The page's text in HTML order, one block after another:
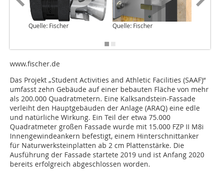
Quelle: Fischer Quelle: Fischer
www.fischer.de
Das Projekt „Student Activities and Athletic Facilities (SAAF)“
umfasst zehn Gebäude auf einer bebauten Fläche von mehr
als 200.000 Quadratmetern. Eine Kalksandstein-Fassade
verleiht den Hauptgebäuden der Anlage (ARAQ) eine edle
und natürliche Wirkung. Ein Teil der etwa 75.000
Quadratmeter großen Fassade wurde mit 15.000 FZP II M8i
Innengewindeankern befestigt, einem Hinterschnittanker
für Naturwerksteinplatten ab 2 cm Plattenstärke. Die
Ausführung der Fassade startete 2019 und ist Anfang 2020
bereits erfolgreich abgeschlossen worden.